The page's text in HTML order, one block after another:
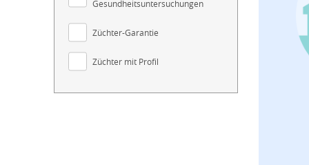
Gesundheitsuntersuchungen
Züchter-Garantie
Züchter mit Profil